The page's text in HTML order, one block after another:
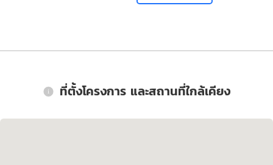
ที่ตั้งโครงการ และสถานที่ใกล้เคียง